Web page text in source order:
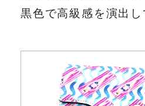
黒色で高級感を演出し